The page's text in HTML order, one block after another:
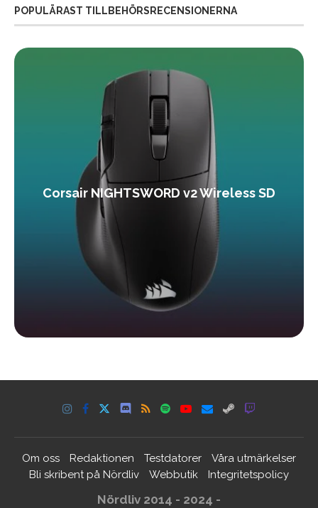
POPULÄRAST TILLBEHÖRSRECENSIONERNA
Corsair NIGHTSWORD v2 Wireless SD
Om oss Redaktionen Testdatorer
Våra utmärkelser
Bli skribent på Nördliv
Webbutik Integritetspolicy
Nördliv 2014 - 2024 -